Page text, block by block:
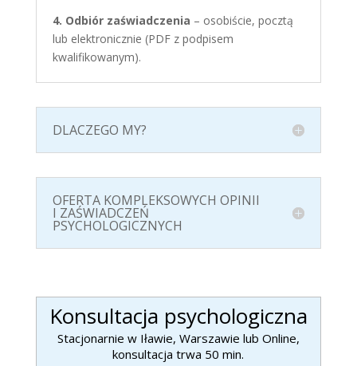
4. Odbiór zaświadczenia – osobiście, pocztą
lub elektronicznie (PDF z podpisem
kwalifikowanym).
DLACZEGO MY?
OFERTA KOMPLEKSOWYCH OPINII
I ZAŚWIADCZEŃ
PSYCHOLOGICZNYCH
Konsultacja psychologiczna
Stacjonarnie w Iławie, Warszawie lub Online,
konsultacja trwa 50 min.